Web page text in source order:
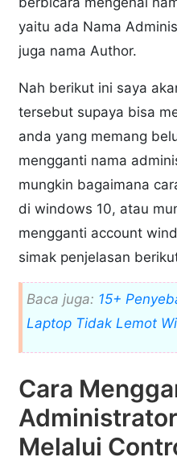
yaitu ada Nama
juga nama Author.
Nah berikut ini saya
tersebut supaya bisa
anda yang memang
mengganti nama
mungkin bagaimana
di windows 10, atau
mengganti account
simak penjelasan
Baca juga: 15+
Laptop Tidak Lemot
Cara
Melalui